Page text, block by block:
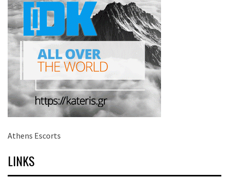
Athens Escorts
LINKS